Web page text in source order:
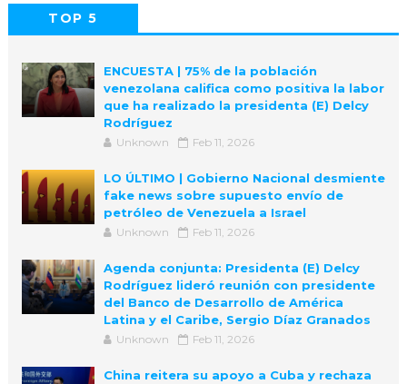
TOP 5
ENCUESTA | 75% de la población
venezolana califica como positiva la labor
que ha realizado la presidenta (E) Delcy
Rodríguez
Unknown Feb 11, 2026
LO ÚLTIMO | Gobierno Nacional desmiente
fake news sobre supuesto envío de
petróleo de Venezuela a Israel
Unknown Feb 11, 2026
Agenda conjunta: Presidenta (E) Delcy
Rodríguez lideró reunión con presidente
del Banco de Desarrollo de América
Latina y el Caribe, Sergio Díaz Granados
Unknown Feb 11, 2026
China reitera su apoyo a Cuba y rechaza